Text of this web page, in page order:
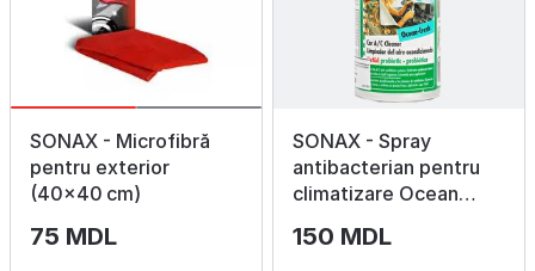
SONAX - Microfibră
pentru exterior
(40×40 cm)
75 MDL
SONAX - Spray
antibacterian pentru
climatizare Ocean
150 MDL